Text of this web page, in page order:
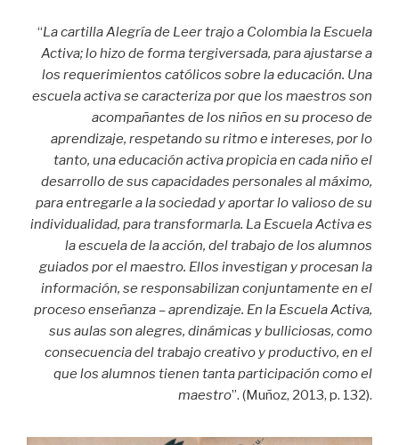
“La cartilla Alegría de Leer trajo a Colombia la Escuela
Activa; lo hizo de forma tergiversada, para ajustarse a
los requerimientos católicos sobre la educación. Una
escuela activa se caracteriza por que los maestros son
acompañantes de los niños en su proceso de
aprendizaje, respetando su ritmo e intereses, por lo
tanto, una educación activa propicia en cada niño el
desarrollo de sus capacidades personales al máximo,
para entregarle a la sociedad y aportar lo valioso de su
individualidad, para transformarla. La Escuela Activa es
la escuela de la acción, del trabajo de los alumnos
guiados por el maestro. Ellos investigan y procesan la
información, se responsabilizan conjuntamente en el
proceso enseñanza – aprendizaje. En la Escuela Activa,
sus aulas son alegres, dinámicas y bulliciosas, como
consecuencia del trabajo creativo y productivo, en el
que los alumnos tienen tanta participación como el
maestro”. (Muñoz, 2013, p. 132).